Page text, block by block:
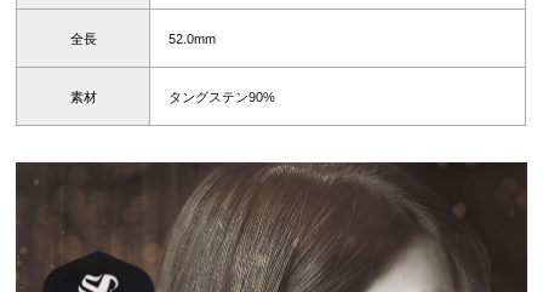
全長 52.0mm
素材 タングステン90%